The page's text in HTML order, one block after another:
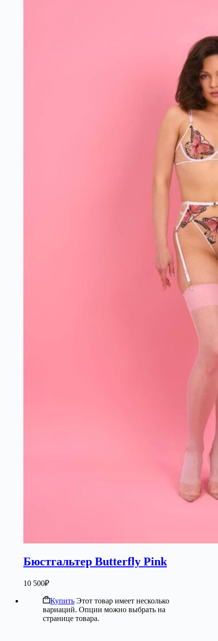
Бюстгальтер Butterfly Pink
10 500₽
Купить Этот товар имеет несколько
вариаций. Опции можно выбрать на
странице товара.